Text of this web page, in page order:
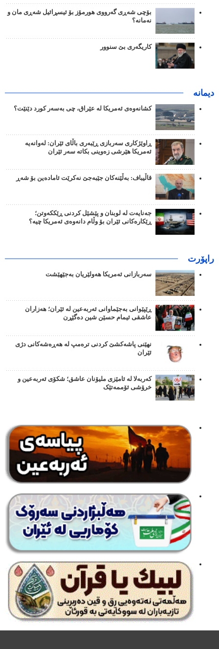
بۆچی شەڕی گەرووی هورمۆز بۆ ئیسڕائیل شەڕی مان و
نەمانە؟
کاریگەری بێ سنوور
دیمانە
کشانەوەی ئەمریکا لە عێراق، چی بەسەر کورد دێنێت؟
ڕاوێژکاری سەربازی ڕێبەری باڵای ئێران: لەوانەیە
ئەمریکا هێرشی زەوینی بکاتە سەر ئێران
قاڵیباف: بەڵێنەکان جێبەجێ نەکرێت ئامادەین بۆ شەڕ
جەنایەت لە لوبنان و پێشێل کردنی ڕێککەوتن؛
ڕێکارەکانی ئێران بۆ وڵام دانەوەی ئەمریکا چیە؟
راپۆرت
سەربازانی ئەمریکا هەولێریان بەجێهێشت
ڕێپێوانی بەجێماوانی ئەربەعین لە ئێران؛ هەزاران
عاشقی ئیمام حسێن شین دەگێڕن
نهێنی پاشەکشێ کردنی ترەمپ لە هەڕەشەکانی دژی
ئێران
کەربەلا لە ئامێزی ملیۆنان عاشق؛ شکۆی ئەربەعین و
خرۆشی ئۆممەتێک